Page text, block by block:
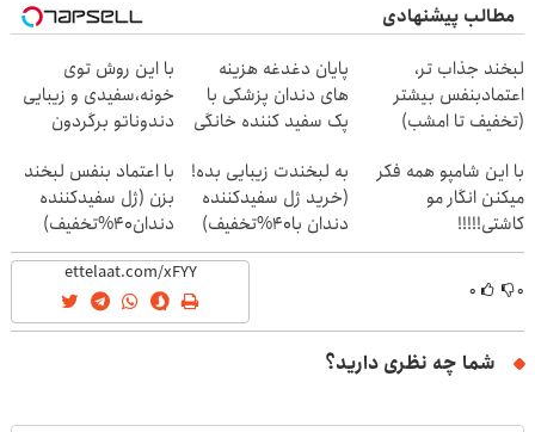
مطالب پیشنهادی
لبخند جذاب تر،
اعتمادبنفس بیشتر
(تخفیف تا امشب)
پایان دغدغه هزینه
های دندان پزشکی با
پک سفید کننده خانگی
با این روش توی
خونه،سفیدی و زیبایی
دندوناتو برگردون
با این شامپو همه فکر
میکنن انگار مو
کاشتی!!!!!
به لبخندت زیبایی بده!
(خرید ژل سفیدکننده
دندان با40%تخفیف)
با اعتماد بنفس لبخند
بزن (ژل سفیدکننده
دندان40%تخفیف)
۰ ۰
شما چه نظری دارید؟